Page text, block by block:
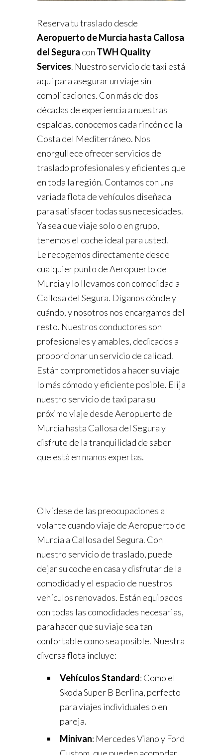
Reserva tu traslado desde
Aeropuerto de Murcia hasta Callosa
del Segura con TWH Quality
Services. Nuestro servicio de taxi está
aquí para asegurar un viaje sin
complicaciones. Con más de dos
décadas de experiencia a nuestras
espaldas, conocemos cada rincón de la
Costa del Mediterráneo. Nos
enorgullece ofrecer servicios de
traslado profesionales y eficientes que
en toda la región. Contamos con una
variada flota de vehículos diseñada
para satisfacer todas sus necesidades.
Ya sea que viaje solo o en grupo,
tenemos el coche ideal para usted.
Le recogemos directamente desde
cualquier punto de Aeropuerto de
Murcia y lo llevamos con comodidad a
Callosa del Segura. Díganos dónde y
cuándo, y nosotros nos encargamos del
resto. Nuestros conductores son
profesionales y amables, dedicados a
proporcionar un servicio de calidad.
Están comprometidos a hacer su viaje
lo más cómodo y eficiente posible. Elija
nuestro servicio de taxi para su
próximo viaje desde Aeropuerto de
Murcia hasta Callosa del Segura y
disfrute de la tranquilidad de saber
que está en manos expertas.
Olvídese de las preocupaciones al
volante cuando viaje de Aeropuerto de
Murcia a Callosa del Segura. Con
nuestro servicio de traslado, puede
dejar su coche en casa y disfrutar de la
comodidad y el espacio de nuestros
vehículos renovados. Están equipados
con todas las comodidades necesarias,
para hacer que su viaje sea tan
confortable como sea posible. Nuestra
diversa flota incluye:
Vehículos Standard: Como el
Skoda Super B Berlina, perfecto
para viajes individuales o en
pareja.
Minivan: Mercedes Viano y Ford